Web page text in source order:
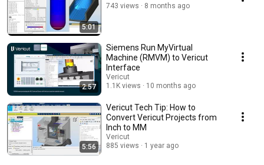
5:01
743 views
8 months ago
2:57
Siemens Run MyVirtual
Machine (RMVM) to Vericut
Interface
Vericut
1.1K views
10 months ago
5:56
Vericut Tech Tip: How to
Convert Vericut Projects from
Inch to MM
Vericut
885 views
1 year ago